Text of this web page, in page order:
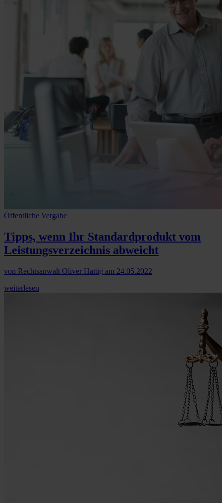
Öffentliche Vergabe
Tipps, wenn Ihr Standardprodukt vom
Leistungsverzeichnis abweicht
von Rechtsanwalt Oliver Hattig am 24.05.2022
weiterlesen